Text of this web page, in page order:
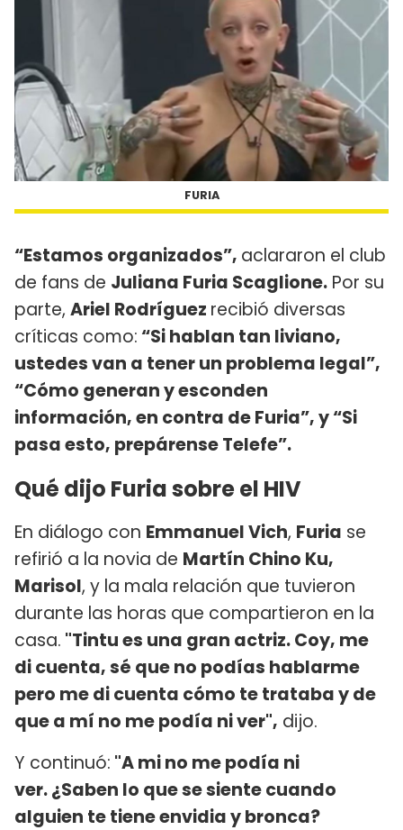
FURIA
“Estamos organizados”, aclararon el club
de fans de Juliana Furia Scaglione. Por su
parte, Ariel Rodríguez recibió diversas
críticas como: “Si hablan tan liviano,
ustedes van a tener un problema legal”,
“Cómo generan y esconden
información, en contra de Furia”, y “Si
pasa esto, prepárense Telefe”.
Qué dijo Furia sobre el HIV
En diálogo con Emmanuel Vich, Furia se
refirió a la novia de Martín Chino Ku,
Marisol, y la mala relación que tuvieron
durante las horas que compartieron en la
casa. "Tintu es una gran actriz. Coy, me
di cuenta, sé que no podías hablarme
pero me di cuenta cómo te trataba y de
que a mí no me podía ni ver", dijo.
Y continuó: "A mi no me podía ni
ver. ¿Saben lo que se siente cuando
alguien te tiene envidia y bronca?